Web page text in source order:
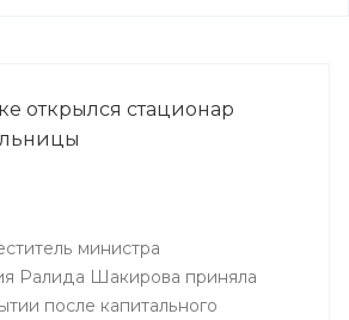
открылся стационар
министра
Ралида Шакирова приняла
после капитального